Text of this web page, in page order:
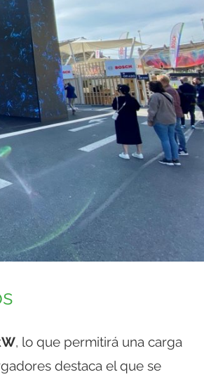
, lo que permitirá una carga
destaca el que se